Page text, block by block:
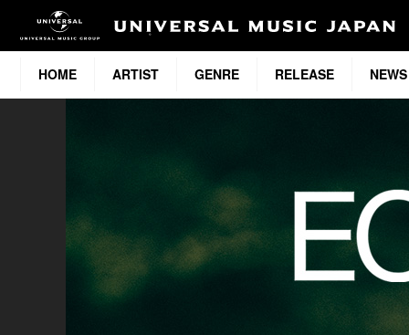
HOME ARTIST GENRE RELEASE NEWS